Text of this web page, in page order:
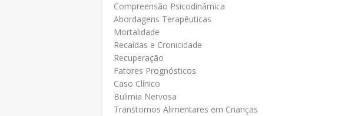
Compreensão Psicodinâmica
Abordagens Terapêuticas
Mortalidade
Recaídas e Cronicidade
Recuperação
Fatores Prognósticos
Caso Clínico
Bulimia Nervosa
Transtornos Alimentares em Crianças